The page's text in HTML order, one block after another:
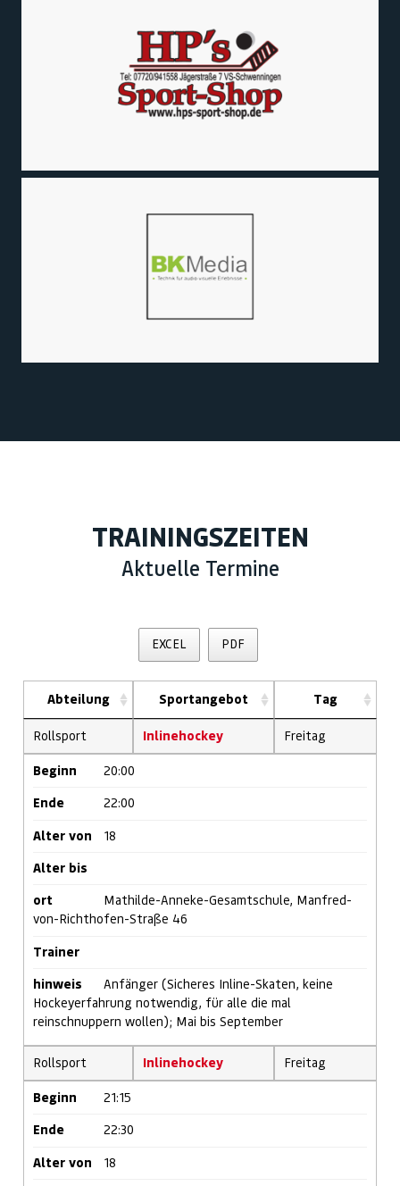
TRAININGSZEITEN
Aktuelle Termine
EXCEL PDF
Abteilung Sportangebot Tag
Rollsport Inlinehockey Freitag
Beginn 20:00
Ende 22:00
Alter von 18
Alter bis
ort
Mathilde-Anneke-Gesamtschule, Manfred-
von-Richthofen-Straße 46
Trainer
hinweis
Anfänger (Sicheres Inline-Skaten, keine
Hockeyerfahrung notwendig, für alle die mal
reinschnuppern wollen); Mai bis September
Rollsport Inlinehockey Freitag
Beginn 21:15
Ende 22:30
Alter von 18